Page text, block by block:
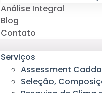
Análise Integral
Blog
Contato
Serviços
Assessment
Seleção,